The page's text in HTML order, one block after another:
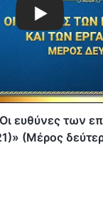
ευθύνες των
(Μέρος